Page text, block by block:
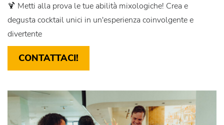
🍹 Metti alla prova le tue abilità mixologiche! Crea e
degusta cocktail unici in un'esperienza coinvolgente e
divertente
CONTATTACI!